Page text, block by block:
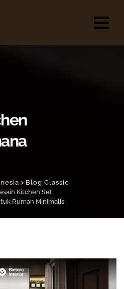
> Blog Classic
Kitchen Set
Rumah Minimalis